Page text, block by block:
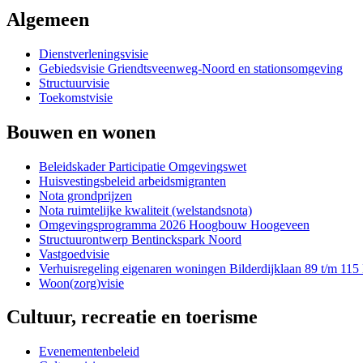
Algemeen
Dienstverleningsvisie
Gebiedsvisie Griendtsveenweg-Noord en stationsomgeving
Structuurvisie
Toekomstvisie
Bouwen en wonen
Beleidskader Participatie Omgevingswet
Huisvestingsbeleid arbeidsmigranten
Nota grondprijzen
Nota ruimtelijke kwaliteit (welstandsnota)
Omgevingsprogramma 2026 Hoogbouw Hoogeveen
Structuurontwerp Bentinckspark Noord
Vastgoedvisie
Verhuisregeling eigenaren woningen Bilderdijklaan 89 t/m 115
Woon(zorg)visie
Cultuur, recreatie en toerisme
Evenementenbeleid